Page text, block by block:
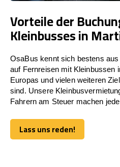
Vorteile der
Kleinbusses in
OsaBus kennt sich bestens
auf Fernreisen mit Kleinbussen
Europas und vielen weiteren
sind. Unsere
Fahrern am Steuer machen
Lass uns reden!
Lass uns reden!